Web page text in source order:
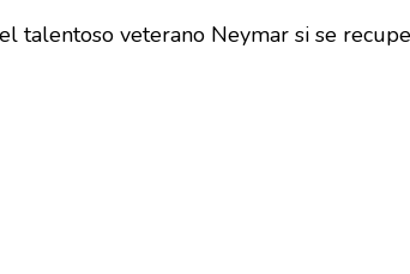
talentoso veterano Neymar si se